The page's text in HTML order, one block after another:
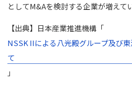
としてM&Aを検討する企業が増えて
【出典】日本産業推進機構「
NSSK IIによる八光殿グループ及び
て
」